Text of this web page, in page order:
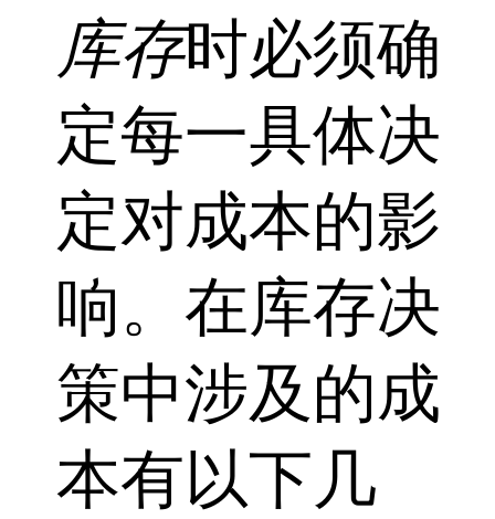
库存时必须确
定每一具体决
定对成本的影
响。在库存决
策中涉及的成
本有以下几